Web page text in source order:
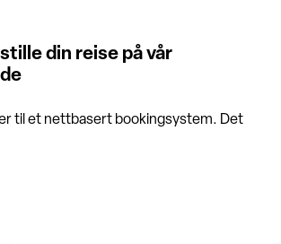
din reise på vår
til et nettbasert bookingsystem. Det